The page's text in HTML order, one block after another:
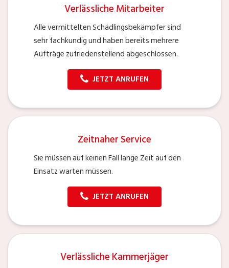
Verlässliche Mitarbeiter
Alle vermittelten Schädlingsbekämpfer sind
sehr fachkundig und haben bereits mehrere
Aufträge zufriedenstellend abgeschlossen.
JETZT ANRUFEN
Zeitnaher Service
Sie müssen auf keinen Fall lange Zeit auf den
Einsatz warten müssen.
JETZT ANRUFEN
Verlässliche Kammerjäger